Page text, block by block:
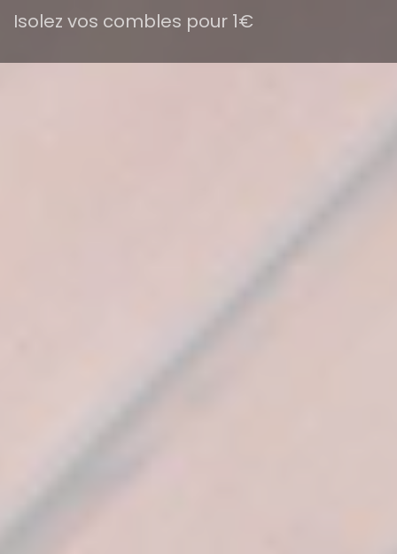
Isolez vos combles pour 1€